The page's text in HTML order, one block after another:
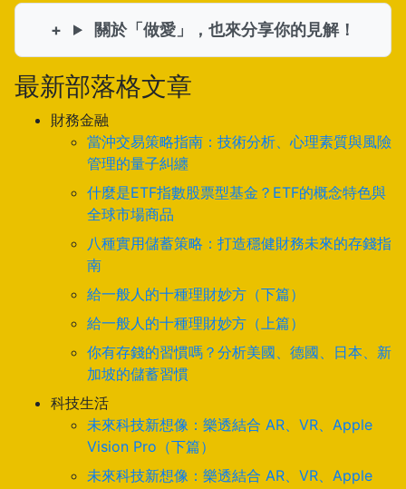
關於「做愛」，也來分享你的見解！
最新部落格文章
財務金融
當沖交易策略指南：技術分析、心理素質與風險
管理的量子糾纏
什麼是ETF指數股票型基金？ETF的概念特色與
全球市場商品
八種實用儲蓄策略：打造穩健財務未來的存錢指
南
給一般人的十種理財妙方（下篇）
給一般人的十種理財妙方（上篇）
你有存錢的習慣嗎？分析美國、德國、日本、新
加坡的儲蓄習慣
科技生活
未來科技新想像：樂透結合 AR、VR、Apple
Vision Pro（下篇）
未來科技新想像：樂透結合 AR、VR、Apple